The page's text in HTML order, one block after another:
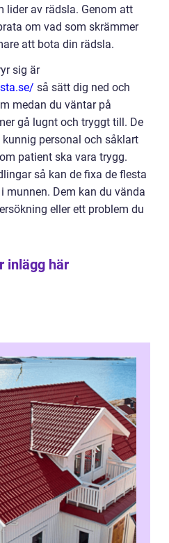
lider av rädsla. Genom att
om vad som skrämmer
att bota din rädsla.
sig är
så sätt dig ned och
medan du väntar på
gå lugnt och tryggt till. De
personal och såklart
patient ska vara trygg.
så kan de fixa de flesta
munnen. Dem kan du vända
eller ett problem du
inlägg här